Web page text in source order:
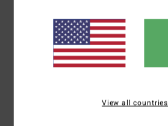
Troppo piccoloTroppo grande
Colore
View all countries